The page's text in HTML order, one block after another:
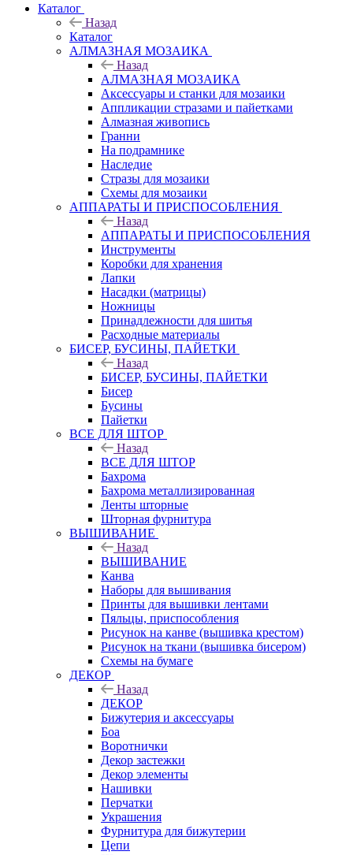
Каталог
Назад
Каталог
АЛМАЗНАЯ МОЗАИКА
Назад
АЛМАЗНАЯ МОЗАИКА
Аксессуары и станки для мозаики
Аппликации стразами и пайетками
Алмазная живопись
Гранни
На подрамнике
Наследие
Стразы для мозаики
Схемы для мозаики
АППАРАТЫ И ПРИСПОСОБЛЕНИЯ
Назад
АППАРАТЫ И ПРИСПОСОБЛЕНИЯ
Инструменты
Коробки для хранения
Лапки
Насадки (матрицы)
Ножницы
Принадлежности для шитья
Расходные материалы
БИСЕР, БУСИНЫ, ПАЙЕТКИ
Назад
БИСЕР, БУСИНЫ, ПАЙЕТКИ
Бисер
Бусины
Пайетки
ВСЕ ДЛЯ ШТОР
Назад
ВСЕ ДЛЯ ШТОР
Бахрома
Бахрома металлизированная
Ленты шторные
Шторная фурнитура
ВЫШИВАНИЕ
Назад
ВЫШИВАНИЕ
Канва
Наборы для вышивания
Принты для вышивки лентами
Пяльцы, приспособления
Рисунок на канве (вышивка крестом)
Рисунок на ткани (вышивка бисером)
Схемы на бумаге
ДЕКОР
Назад
ДЕКОР
Бижутерия и аксессуары
Боа
Воротнички
Декор застежки
Декор элементы
Нашивки
Перчатки
Украшения
Фурнитура для бижутерии
Цепи